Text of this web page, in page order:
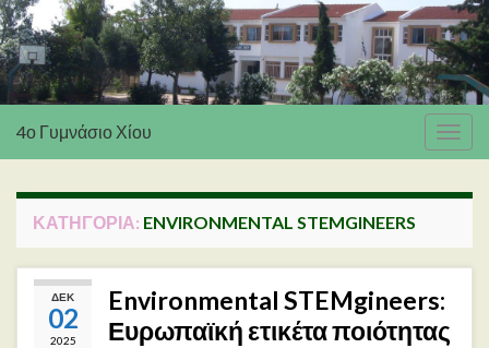
4ο Γυμνάσιο Χίου
ΚΑΤΗΓΟΡΊΑ: ENVIRONMENTAL STEMGINEERS
ΔΕΚ
02
2025
Environmental STEMgineers:
Ευρωπαϊκή ετικέτα ποιότητας